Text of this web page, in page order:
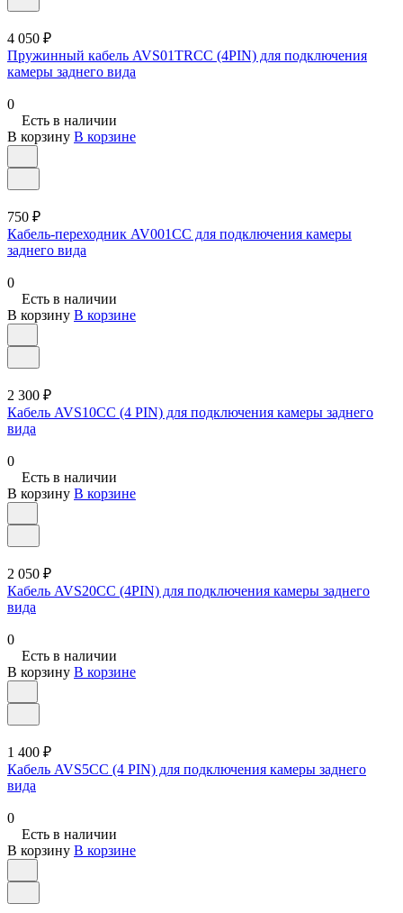
4 050 ₽
Пружинный кабель AVS01TRCC (4PIN) для подключения
камеры заднего вида
0
Есть в наличии
В корзину В корзине
750 ₽
Кабель-переходник AV001CC для подключения камеры
заднего вида
0
Есть в наличии
В корзину В корзине
2 300 ₽
Кабель AVS10CC (4 PIN) для подключения камеры заднего
вида
0
Есть в наличии
В корзину В корзине
2 050 ₽
Кабель AVS20CC (4PIN) для подключения камеры заднего
вида
0
Есть в наличии
В корзину В корзине
1 400 ₽
Кабель AVS5CC (4 PIN) для подключения камеры заднего
вида
0
Есть в наличии
В корзину В корзине